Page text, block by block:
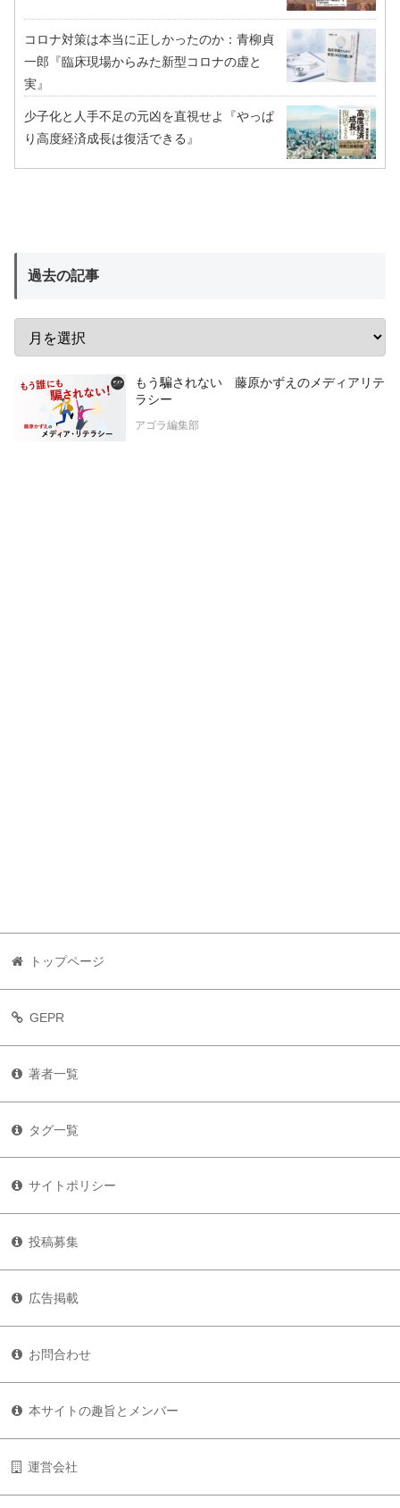
コロナ対策は本当に正しかったのか：青柳貞
一郎『臨床現場からみた新型コロナの虚と
実』
少子化と人手不足の元凶を直視せよ『やっぱ
り高度経済成長は復活できる』
過去の記事
もう騙されない 藤原かずえのメディアリテ
ラシー
アゴラ編集部
トップページ
GEPR
著者一覧
タグ一覧
サイトポリシー
投稿募集
広告掲載
お問合わせ
本サイトの趣旨とメンバー
運営会社